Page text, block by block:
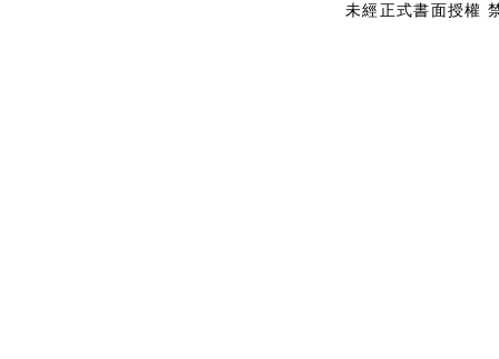
未經正式書面授權